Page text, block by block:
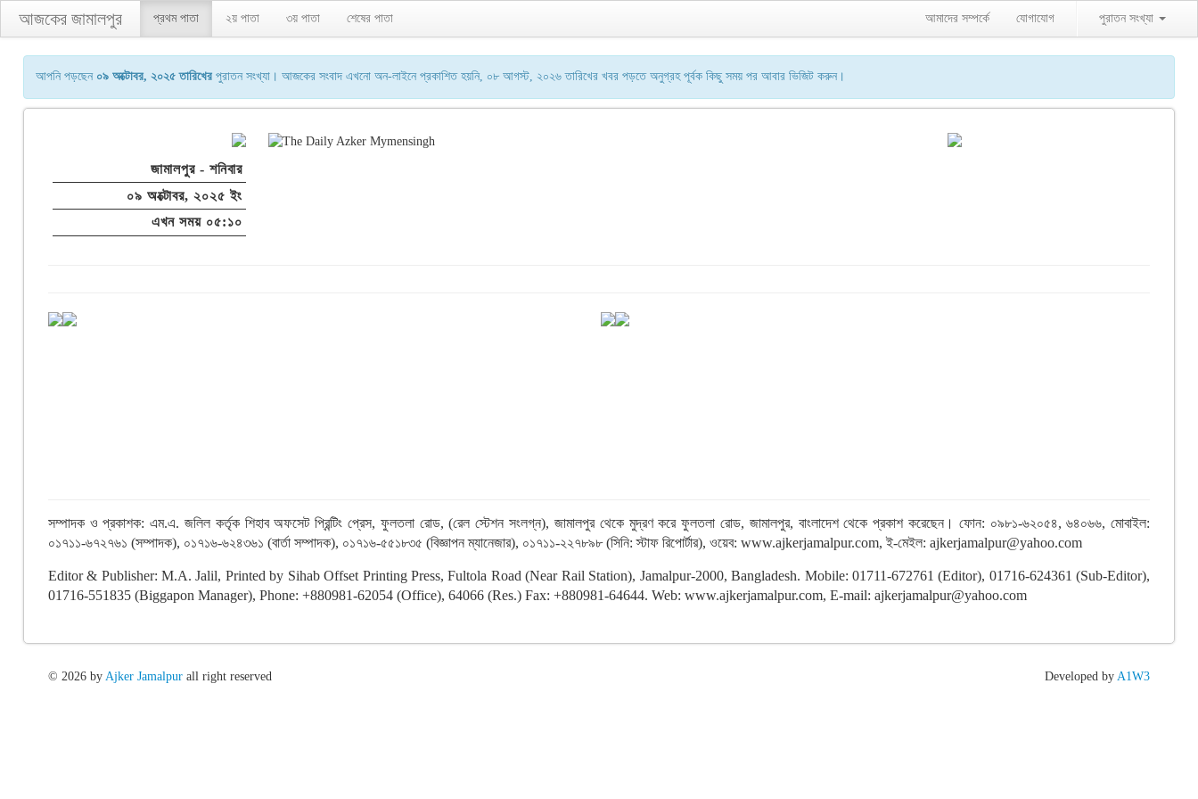
আজকের জামালপুর প্রথম পাতা ২য় পাতা ৩য় পাতা শেষের পাতা আমাদের সম্পর্কে যোগাযোগ পুরাতন সংখ্যা
আপনি পড়ছেন ০৯ অক্টোবর, ২০২৫ তারিখের পুরাতন সংখ্যা। আজকের সংবাদ এখনো অন-লাইনে প্রকাশিত হয়নি, ০৮ আগস্ট, ২০২৬ তারিখের খবর পড়তে অনুগ্রহ পূর্বক কিছু সময় পর আবার ভিজিট করুন।
জামালপুর - শনিবার
০৯ অক্টোবর, ২০২৫ ইং
এখন সময় ০৫:১০
সম্পাদক ও প্রকাশক: এম.এ. জলিল কর্তৃক শিহাব অফসেট প্রিন্টিং প্রেস, ফুলতলা রোড, (রেল স্টেশন সংলগ্ন), জামালপুর থেকে মুদ্রণ করে ফুলতলা রোড, জামালপুর, বাংলাদেশ থেকে প্রকাশ করেছেন। ফোন: ০৯৮১-৬২০৫৪, ৬৪০৬৬, মোবাইল:
০১৭১১-৬৭২৭৬১ (সম্পাদক), ০১৭১৬-৬২৪৩৬১ (বার্তা সম্পাদক), ০১৭১৬-৫৫১৮৩৫ (বিজ্ঞাপন ম্যানেজার), ০১৭১১-২২৭৮৯৮ (সিনি: স্টাফ রিপোর্টার), ওয়েব: www.ajkerjamalpur.com, ই-মেইল: ajkerjamalpur@yahoo.com
Editor & Publisher: M.A. Jalil, Printed by Sihab Offset Printing Press, Fultola Road (Near Rail Station), Jamalpur-2000, Bangladesh. Mobile: 01711-672761 (Editor), 01716-624361 (Sub-Editor),
01716-551835 (Biggapon Manager), Phone: +880981-62054 (Office), 64066 (Res.) Fax: +880981-64644. Web: www.ajkerjamalpur.com, E-mail: ajkerjamalpur@yahoo.com
© 2026 by Ajker Jamalpurall right reserved Developed by A1W3